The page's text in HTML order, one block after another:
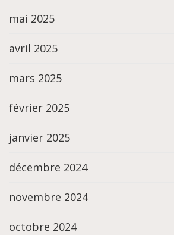
mai 2025
avril 2025
mars 2025
février 2025
janvier 2025
décembre 2024
novembre 2024
octobre 2024